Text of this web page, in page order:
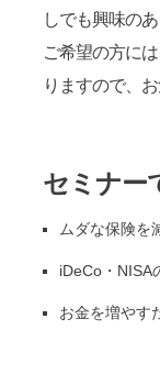
しでも興味の
ご希望の方に
りますので、
セミナー
ムダな保険を
iDeCo・NISA
お金を増やす